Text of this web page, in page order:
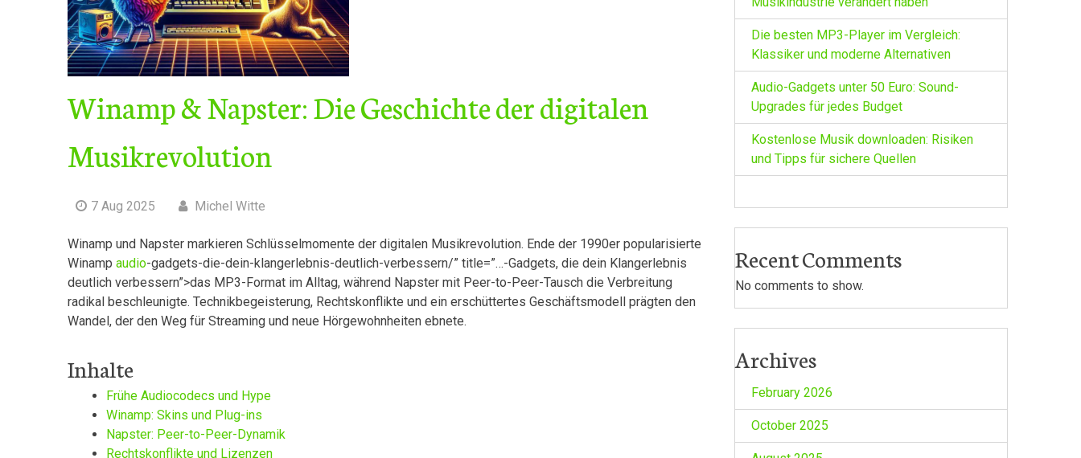
Winamp & Napster: Die Geschichte der digitalen
Musikrevolution
7 Aug 2025 Michel Witte
Winamp und Napster markieren Schlüsselmomente der digitalen⁢ Musikrevolution. Ende der 1990er popularisierte
Winamp audio-gadgets-die-dein-klangerlebnis-deutlich-verbessern/” title=”…-Gadgets, die dein Klangerlebnis
deutlich verbessern”>das ‍MP3-Format im Alltag, während Napster⁢ mit Peer-to-Peer-Tausch die Verbreitung⁤
radikal beschleunigte. Technikbegeisterung, Rechtskonflikte und ein erschüttertes Geschäftsmodell prägten den
Wandel, der den Weg⁢ für ‍Streaming‌ und neue Hörgewohnheiten ebnete.
Inhalte
Frühe Audiocodecs und Hype
Winamp: Skins und Plug-ins
Napster: ⁢Peer-to-Peer-Dynamik
Rechtskonflikte und Lizenzen
Die besten MP3-Player im Vergleich:
Klassiker und moderne Alternativen
Audio-Gadgets unter 50 Euro: Sound-
Upgrades für jedes Budget
Kostenlose Musik downloaden: Risiken
und Tipps für sichere Quellen
Recent Comments
No comments to show.
Archives
February 2026
October 2025